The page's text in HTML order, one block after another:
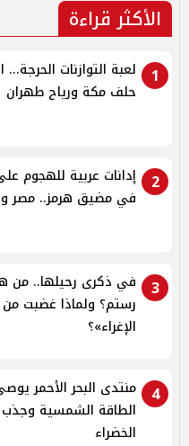
الأكثر قراءة
1
لعبة التوازنات
حلف مكة ورياح طهران
2
إدانات عربية للهجوم
في مضيق هرمز.. مصر
3
في ذكرى رحيلها.. من
رستم؟ ولماذا غضبت
الإغراء»؟
4
منتدى البحر الأحمر
الطاقة الشمسية وجذب
الخضراء